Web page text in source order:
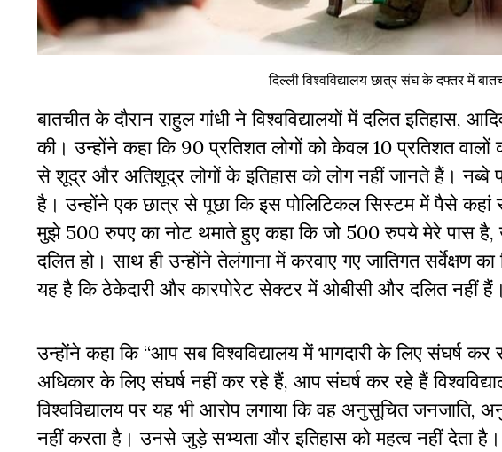
दिल्ली विश्वविद्यालय छात्र संघ के दफ्तर में
बातचीत के दौरान राहुल गांधी ने विश्वविद्यालयों में दलित इतिहास,
की। उन्होंने कहा कि 90 प्रतिशत लोगों को केवल 10 प्रतिशत वालों
से शूद्र और अतिशूद्र लोगों के इतिहास को लोग नहीं जानते हैं। नब्बे
है। उन्होंने एक छात्र से पूछा कि इस पोलिटिकल सिस्टम में पैसे
मुझे 500 रुपए का नोट थमाते हुए कहा कि जो 500 रुपये मेरे पास है,
दलित हो। साथ ही उन्होंने तेलंगाना में करवाए गए जातिगत
यह है कि ठेकेदारी और कारपोरेट सेक्टर में ओबीसी और दलित नहीं हैं।
उन्होंने कहा कि “आप सब विश्वविद्यालय में भागदारी के लिए संघर्ष
अधिकार के लिए संघर्ष नहीं कर रहे हैं, आप संघर्ष कर रहे हैं
विश्वविद्यालय पर यह भी आरोप लगाया कि वह अनुसूचित जनजाति,
नहीं करता है। उनसे जुड़े सभ्यता और इतिहास को महत्व नहीं देता